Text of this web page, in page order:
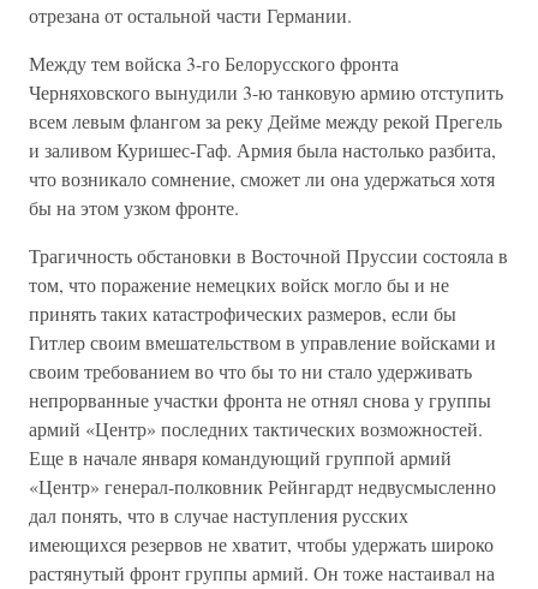
отрезана от остальной части Германии.
Между тем войска 3-го Белорусского фронта
Черняховского вынудили 3-ю танковую армию отступить
всем левым флангом за реку Дейме между рекой Прегель
и заливом Куришес-Гаф. Армия была настолько разбита,
что возникало сомнение, сможет ли она удержаться хотя
бы на этом узком фронте.
Трагичность обстановки в Восточной Пруссии состояла в
том, что поражение немецких войск могло бы и не
принять таких катастрофических размеров, если бы
Гитлер своим вмешательством в управление войсками и
своим требованием во что бы то ни стало удерживать
непрорванные участки фронта не отнял снова у группы
армий «Центр» последних тактических возможностей.
Еще в начале января командующий группой армий
«Центр» генерал-полковник Рейнгардт недвусмысленно
дал понять, что в случае наступления русских
имеющихся резервов не хватит, чтобы удержать широко
растянутый фронт группы армий. Он тоже настаивал на